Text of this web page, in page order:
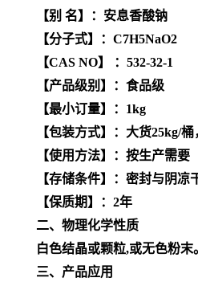
【别 名】：安息香酸钠
【分子式】：C7H5NaO2
【CAS NO】 ：532-32-1
【产品级别】：食品级
【最小订量】：1kg
【包装方式】：大货25kg/
【使用方法】：按生产需要
【存储条件】：密封与阴凉
【保质期】：2年
二、物理化学性质
白色结晶或颗粒,或无色粉末
三、产品应用